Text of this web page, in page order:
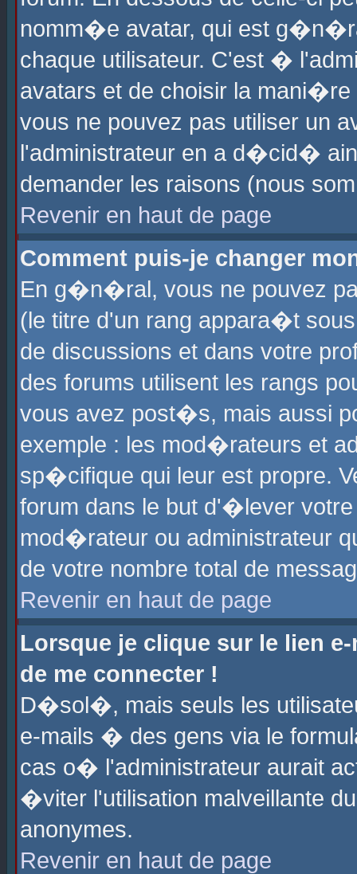
nomm�e avatar, qui est
chaque utilisateur. C'est �
avatars et de choisir la
vous ne pouvez pas utiliser un
l'administrateur en a d�cid�
demander les raisons (nous
Revenir en haut de page
Comment puis-je changer
En g�n�ral, vous ne pouvez
(le titre d'un rang appara�t
de discussions et dans votre
des forums utilisent les rangs
vous avez post�s, mais aussi
exemple : les mod�rateurs et
sp�cifique qui leur est propre.
forum dans le but d'�lever
mod�rateur ou administrateur
de votre nombre total de
Revenir en haut de page
Lorsque je clique sur le lien
de me connecter !
D�sol�, mais seuls les
e-mails � des gens via le
cas o� l'administrateur aurait
�viter l'utilisation malveillante
anonymes.
Revenir en haut de page